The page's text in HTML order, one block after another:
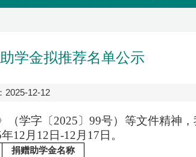
学金拟推荐名单公示
2025-12-12
（学字〔2025〕99号）等文件精神
1 2 月 1 2 日-1 2 月 17 日。
捐赠助学金名称